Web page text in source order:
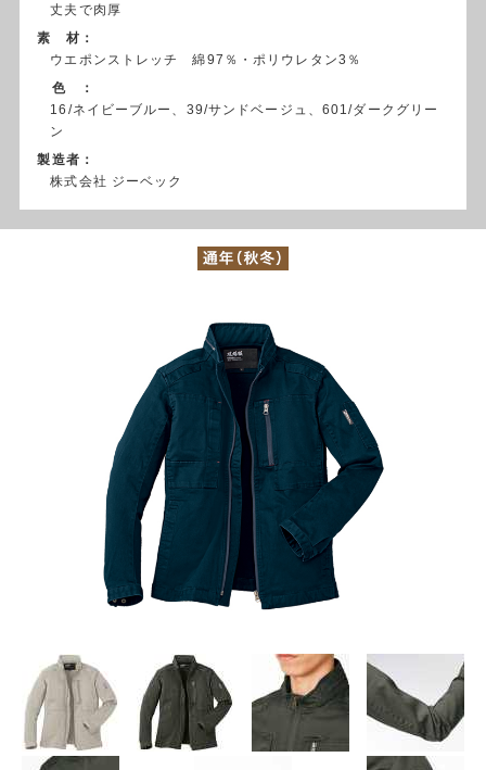
丈夫で肉厚
素 材：
ウエポンストレッチ 綿97％・ポリウレタン3％
色 ：
16/ネイビーブルー、39/サンドベージュ、601/ダークグリー
ン
製造者：
株式会社 ジーベック